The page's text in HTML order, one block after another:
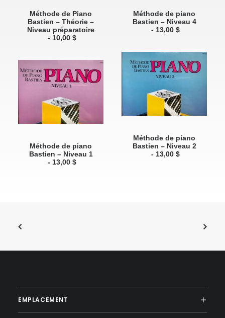
ADD TO CART
Méthode de Piano
Bastien – Théorie –
Niveau préparatoire
10,00$
ADD TO CART
Méthode de piano
Bastien – Niveau 4
13,00$
ADD TO CART
Méthode de piano
Bastien – Niveau 2
13,00$
ADD TO CART
Méthode de piano
Bastien – Niveau 1
13,00$
EMPLACEMENT